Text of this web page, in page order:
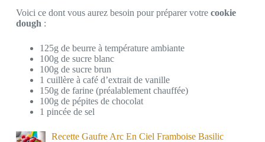
Voici ce dont vous aurez besoin pour préparer votre cookie
dough :
125g de beurre à température ambiante
100g de sucre blanc
100g de sucre brun
1 cuillère à café d’extrait de vanille
150g de farine (préalablement chauffée)
100g de pépites de chocolat
1 pincée de sel
Recette Gaufre Arc En Ciel Framboise Basilic